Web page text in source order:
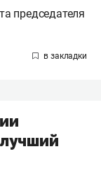
председателя